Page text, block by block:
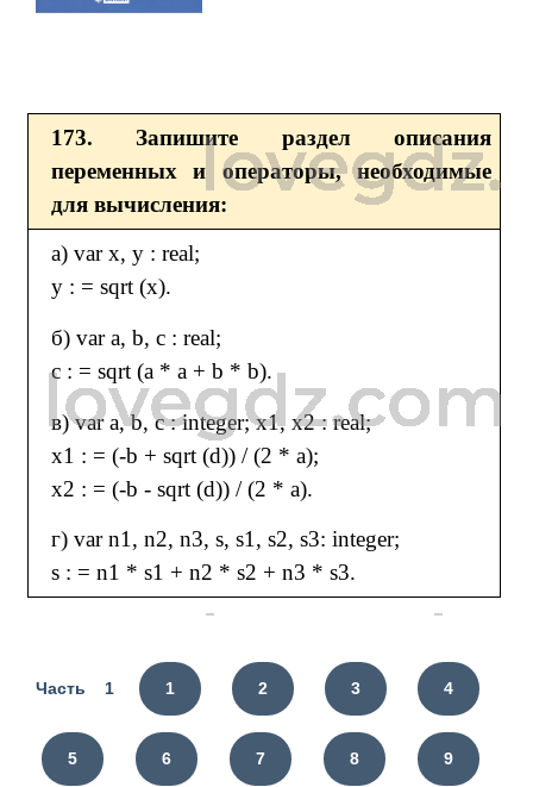
173. Запишите раздел описания
переменных и операторы, необходимые
для вычисления:
а) var x, y : real;
y : = sqrt (x).
б) var a, b, c : real;
c : = sqrt (a * a + b * b).
в) var a, b, c : integer; x1, x2 : real;
x1 : = (-b + sqrt (d)) / (2 * a);
x2 : = (-b - sqrt (d)) / (2 * a).
г) var n1, n2, n3, s, s1, s2, s3: integer;
s : = n1 * s1 + n2 * s2 + n3 * s3.
Часть 1 1 2 3 4
5 6 7 8 9